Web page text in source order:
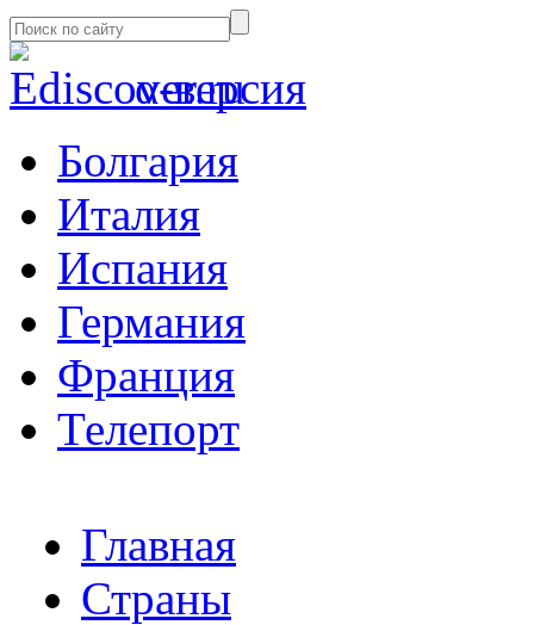
α-версия
Болгария
Италия
Испания
Германия
Франция
Телепорт
Главная
Страны